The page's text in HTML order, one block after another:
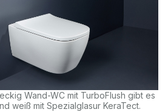
Wand-WC mit TurboFlush gibt es
weiß mit Spezialglasur KeraTect.